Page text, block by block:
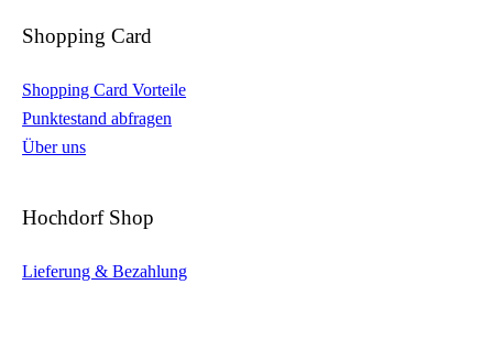
Shopping Card
Shopping Card Vorteile
Punktestand abfragen
Über uns
Hochdorf Shop
Lieferung & Bezahlung